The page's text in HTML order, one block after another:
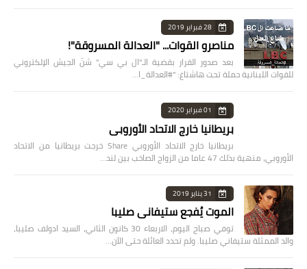
28 فبراير 2019
مناصرو القوات... "العدالة المسروقة"!
بعد صدور القرار بقضية الـ"ال بي سي" شنّ الجيش الإلكتروني
للقوات اللبنانية حملة تحت هاشتاغ: "#العدالة_ا…
01 فبراير 2020
بريطانيا خارج الاتحاد الأوروبي
بريطانيا خارج الاتحاد الأوروبي Share خرجت بريطانيا من الاتحاد
الأوروبي، منهية بذلك 47 عاما من الزواج الصاخب بين لند…
31 يناير 2019
الموت يُفجع ستيفاني صليبا
توفي صباح اليوم، الاربعاء 30 كانون الثاني، السيد ادولف صليبا،
والد الممثلة ستيفاني صليبا. ولم تحدد العائلة حتى الآن…